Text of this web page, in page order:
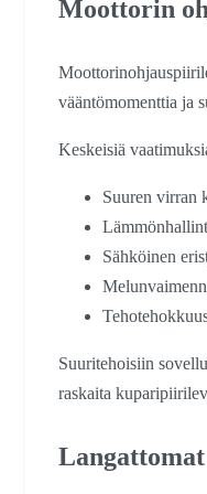
Moottorin
vääntömomenttia ja
Keskeisiä
Suuren virran
Sähköinen
Suuritehoisiin
raskaita